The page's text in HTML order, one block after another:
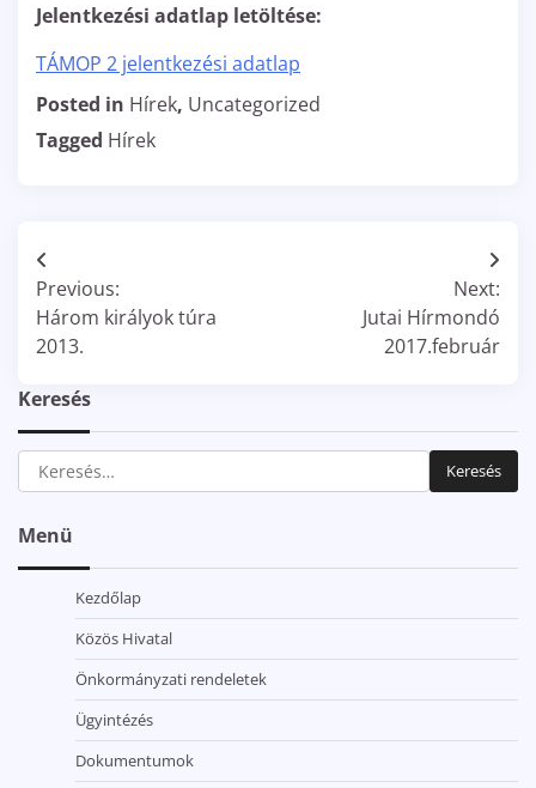
Jelentkezési adatlap letöltése:
TÁMOP 2 jelentkezési adatlap
Posted in Hírek, Uncategorized
Tagged Hírek
Bejegyzés
navigáció
Previous:
Három királyok túra
2013.
Next:
Jutai Hírmondó
2017.február
Keresés
Keresés:
Menü
Kezdőlap
Közös Hivatal
Önkormányzati rendeletek
Ügyintézés
Dokumentumok